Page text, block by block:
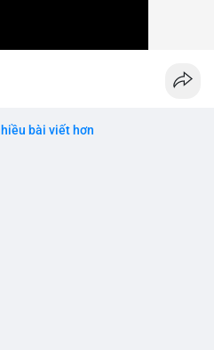
bài viết hơn